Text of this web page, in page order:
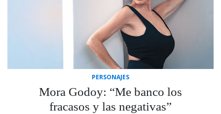
PERSONAJES
Mora Godoy: “Me banco los
fracasos y las negativas”